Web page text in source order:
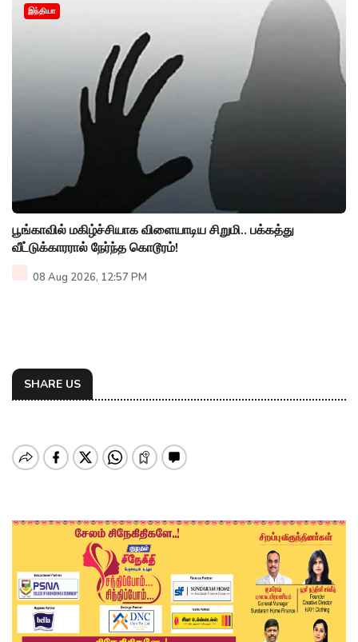
இந்தியா
பூங்காவில் மகிழ்ச்சியாக விளையாடிய சிறுமி.. பக்கத்து
வீட்டுக்காரரால் நேர்ந்த கொடூரம்!
08 Aug 2026, 12:57 PM
SHARE US